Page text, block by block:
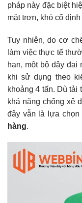
pháp này đặc biệt
mặt trơn, khó cố
Tuy nhiên, do cơ
làm việc thực tế
hạn, một bộ dây đai
khi sử dụng theo
khoảng 4 tấn. Dù
khả năng chống xê
đây vẫn là lựa
hàng.